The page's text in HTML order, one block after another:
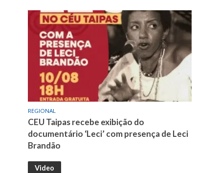
REGIONAL
CEU Taipas recebe exibição do
documentário ‘Leci’ com presença de Leci
Brandão
Video